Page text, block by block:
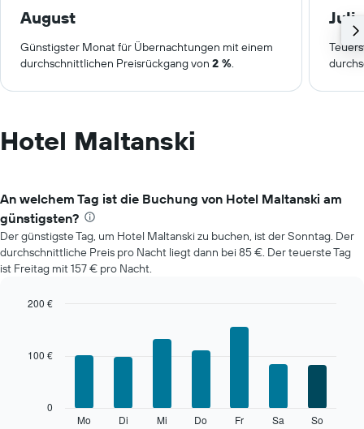
August Juli
Günstigster Monat für Übernachtungen mit einem
durchschnittlichen Preisrückgang von 2 %.
Hotel Maltanski
An welchem Tag ist die Buchung von Hotel Maltanski am
günstigsten?
Der günstigste Tag, um Hotel Maltanski zu buchen, ist der Sonntag. Der
durchschnittliche Preis pro Nacht liegt dann bei 85 €. Der teuerste Tag
ist Freitag mit 157 € pro Nacht.
Mo Di Mi Do Fr Sa So
0
100 €
200 €